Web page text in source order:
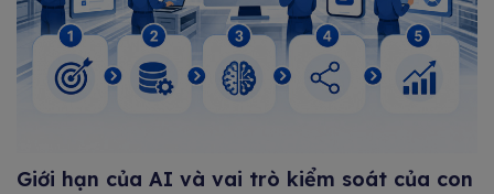
Giới hạn của AI và vai trò kiểm soát của con